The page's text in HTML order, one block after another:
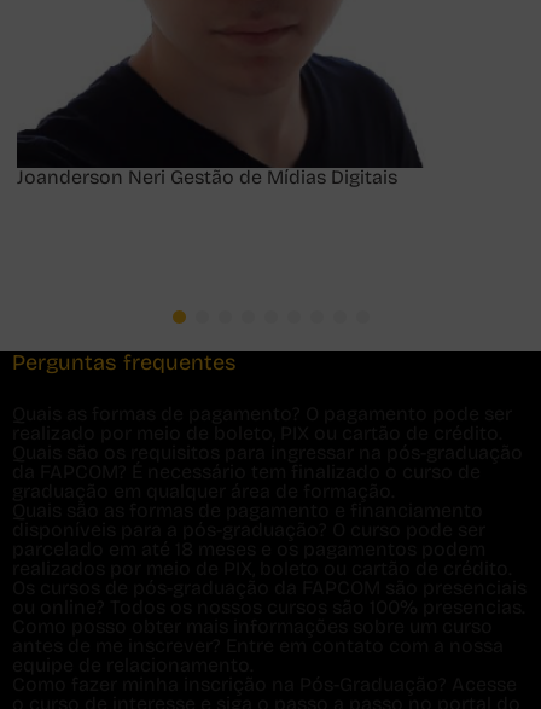
Joanderson Neri Gestão de Mídias Digitais
Perguntas frequentes